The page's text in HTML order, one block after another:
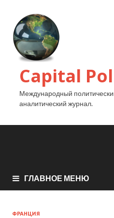
Capital
Международный
аналитический журнал.
ГЛАВНОЕ МЕНЮ
ФРАНЦИЯ